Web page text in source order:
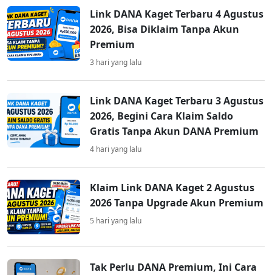
Link DANA Kaget Terbaru 4 Agustus
2026, Bisa Diklaim Tanpa Akun
Premium
3 hari yang lalu
Link DANA Kaget Terbaru 3 Agustus
2026, Begini Cara Klaim Saldo
Gratis Tanpa Akun DANA Premium
4 hari yang lalu
Klaim Link DANA Kaget 2 Agustus
2026 Tanpa Upgrade Akun Premium
5 hari yang lalu
Tak Perlu DANA Premium, Ini Cara